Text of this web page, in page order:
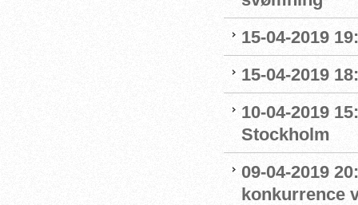
15-04-2019
15-04-2019
10-04-2019
Stockholm
09-04-2019
konkurrence